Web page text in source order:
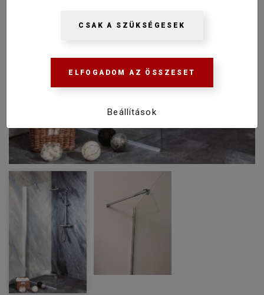
CSAK A SZÜKSÉGESEK
ELFOGADOM AZ ÖSSZESET
Beállítások